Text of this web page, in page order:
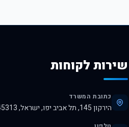
שירות לקוחות
כתובת המשרד
הירקון 145, תל אביב יפו, ישראל, 6345313